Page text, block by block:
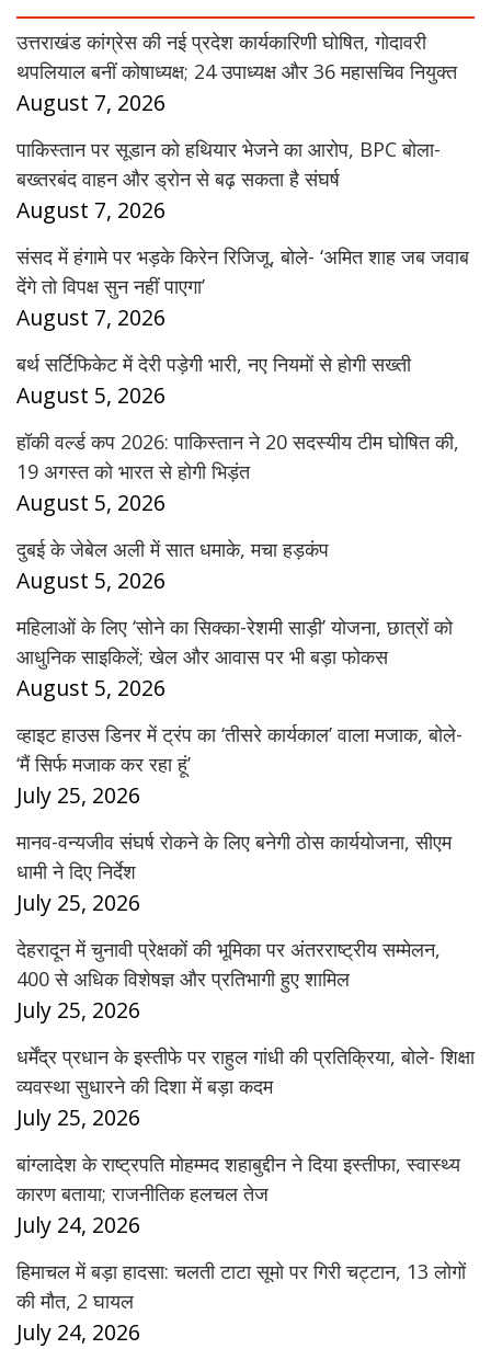
उत्तराखंड कांग्रेस की नई प्रदेश कार्यकारिणी घोषित, गोदावरी
थपलियाल बनीं कोषाध्यक्ष; 24 उपाध्यक्ष और 36 महासचिव नियुक्त
August 7, 2026
पाकिस्तान पर सूडान को हथियार भेजने का आरोप, BPC बोला-
बख्तरबंद वाहन और ड्रोन से बढ़ सकता है संघर्ष
August 7, 2026
संसद में हंगामे पर भड़के किरेन रिजिजू, बोले- ‘अमित शाह जब जवाब
देंगे तो विपक्ष सुन नहीं पाएगा’
August 7, 2026
बर्थ सर्टिफिकेट में देरी पड़ेगी भारी, नए नियमों से होगी सख्ती
August 5, 2026
हॉकी वर्ल्ड कप 2026: पाकिस्तान ने 20 सदस्यीय टीम घोषित की,
19 अगस्त को भारत से होगी भिड़ंत
August 5, 2026
दुबई के जेबेल अली में सात धमाके, मचा हड़कंप
August 5, 2026
महिलाओं के लिए ‘सोने का सिक्का-रेशमी साड़ी’ योजना, छात्रों को
आधुनिक साइकिलें; खेल और आवास पर भी बड़ा फोकस
August 5, 2026
व्हाइट हाउस डिनर में ट्रंप का ‘तीसरे कार्यकाल’ वाला मजाक, बोले-
‘मैं सिर्फ मजाक कर रहा हूं’
July 25, 2026
मानव-वन्यजीव संघर्ष रोकने के लिए बनेगी ठोस कार्ययोजना, सीएम
धामी ने दिए निर्देश
July 25, 2026
देहरादून में चुनावी प्रेक्षकों की भूमिका पर अंतरराष्ट्रीय सम्मेलन,
400 से अधिक विशेषज्ञ और प्रतिभागी हुए शामिल
July 25, 2026
धर्मेंद्र प्रधान के इस्तीफे पर राहुल गांधी की प्रतिक्रिया, बोले- शिक्षा
व्यवस्था सुधारने की दिशा में बड़ा कदम
July 25, 2026
बांग्लादेश के राष्ट्रपति मोहम्मद शहाबुद्दीन ने दिया इस्तीफा, स्वास्थ्य
कारण बताया; राजनीतिक हलचल तेज
July 24, 2026
हिमाचल में बड़ा हादसा: चलती टाटा सूमो पर गिरी चट्टान, 13 लोगों
की मौत, 2 घायल
July 24, 2026